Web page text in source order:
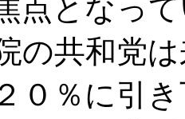
点となっ
の共和党
０％に引